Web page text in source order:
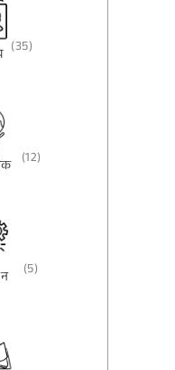
(35)
(12)
(5)